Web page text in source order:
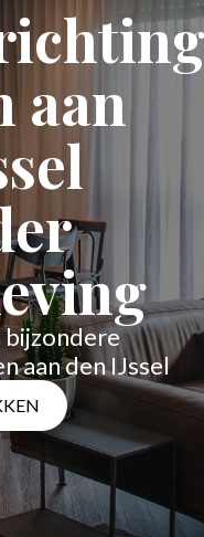
aan
aan den IJssel